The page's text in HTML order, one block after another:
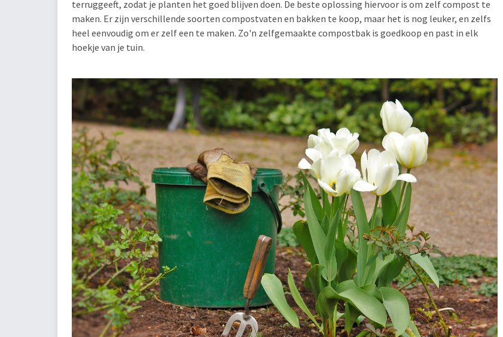
terruggeeft, zodat je planten het goed blijven doen. De beste oplossing hiervoor is om zelf compost te
maken. Er zijn verschillende soorten compostvaten en bakken te koop, maar het is nog leuker, en zelfs
heel eenvoudig om er zelf een te maken. Zo'n zelfgemaakte compostbak is goedkoop en past in elk
hoekje van je tuin.